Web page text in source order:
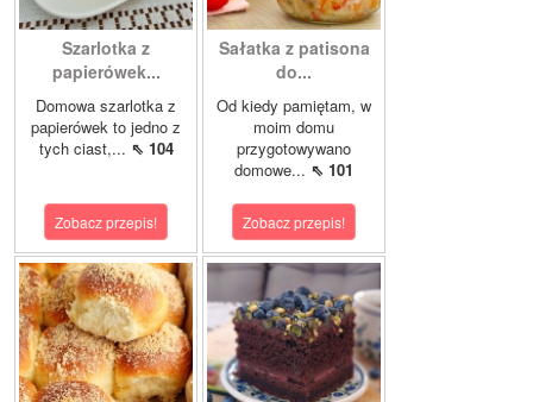
Szarlotka z
papierówek...
Domowa szarlotka z
papierówek to jedno z
tych ciast,... ⇖ 104
Zobacz przepis!
Sałatka z patisona
do...
Od kiedy pamiętam, w
moim domu
przygotowywano
domowe... ⇖ 101
Zobacz przepis!